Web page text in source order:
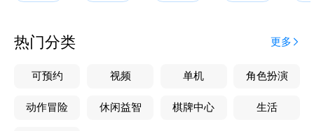
息，云端检测信息安全，让您的使用体验翻倍提升
热门分类 更多
可预约 视频 单机 角色扮演
动作冒险 休闲益智 棋牌中心 生活